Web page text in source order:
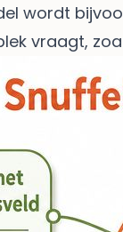
wordt
vraagt,